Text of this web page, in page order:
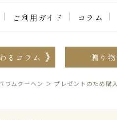
ご利用ガイド コラム
るコラム 贈り
ウムクーヘン ＞ プレゼントのため購